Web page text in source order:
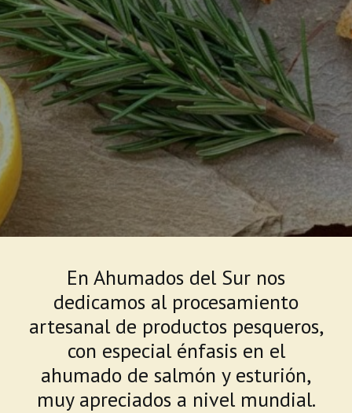
En Ahumados del Sur nos
dedicamos al procesamiento
artesanal de productos pesqueros,
con especial énfasis en el
ahumado de salmón y esturión,
muy apreciados a nivel mundial.